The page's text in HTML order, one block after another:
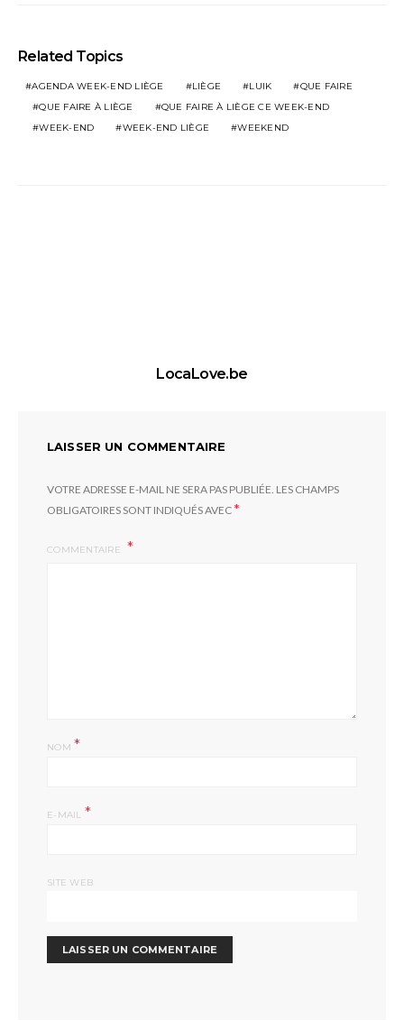
Related Topics
AGENDA WEEK-END LIÈGE LIÈGE LUIK
QUE FAIRE
QUE FAIRE À LIÈGE
QUE FAIRE À LIÈGE CE WEEK-END
WEEK-END
WEEK-END LIÈGE WEEKEND
LocaLove.be
LAISSER UN COMMENTAIRE
VOTRE ADRESSE E-MAIL NE SERA PAS PUBLIÉE. LES CHAMPS
OBLIGATOIRES SONT INDIQUÉS AVEC*
COMMENTAIRE
NOM *
E-MAIL *
SITE WEB